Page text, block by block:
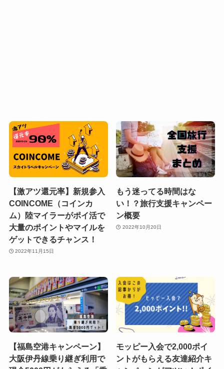
【激アツ還元率】新規参入
COINCOME（コインカ
ム）陸マイラーがポイ活で
大量のポイントやマイルを
ゲットできるチャンス！
2022年11月15日
もう迷ってる時間はな
い！？旅行支援キャンペー
ン概要
2022年10月20日
【福島空港キャンペーン】
大阪伊丹線乗り継ぎ利用で
モッピー入会で2,000ポイ
ントがもらえる友達紹介キ